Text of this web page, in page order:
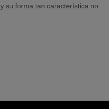
y su forma tan característica no